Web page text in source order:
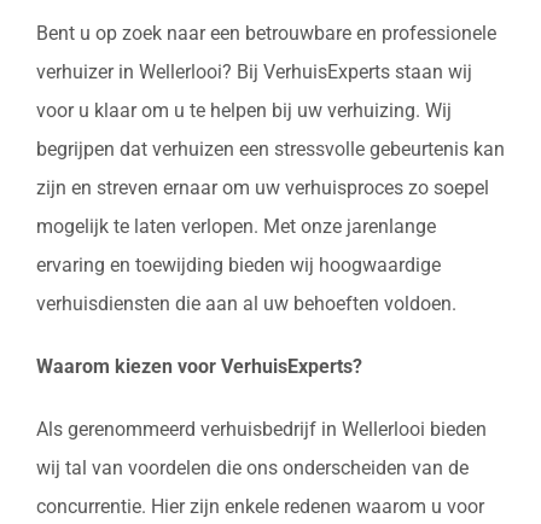
Bent u op zoek naar een betrouwbare en professionele
verhuizer in Wellerlooi? Bij VerhuisExperts staan wij
voor u klaar om u te helpen bij uw verhuizing. Wij
begrijpen dat verhuizen een stressvolle gebeurtenis kan
zijn en streven ernaar om uw verhuisproces zo soepel
mogelijk te laten verlopen. Met onze jarenlange
ervaring en toewijding bieden wij hoogwaardige
verhuisdiensten die aan al uw behoeften voldoen.
Waarom kiezen voor VerhuisExperts?
Als gerenommeerd verhuisbedrijf in Wellerlooi bieden
wij tal van voordelen die ons onderscheiden van de
concurrentie. Hier zijn enkele redenen waarom u voor